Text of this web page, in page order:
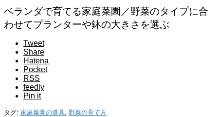
ベランダで育てる家庭菜園／野菜のタイプに合
わせてプランターや鉢の大きさを選ぶ
Tweet
Share
Hatena
Pocket
RSS
feedly
Pin it
タグ: 家庭菜園の道具, 野菜の育て方